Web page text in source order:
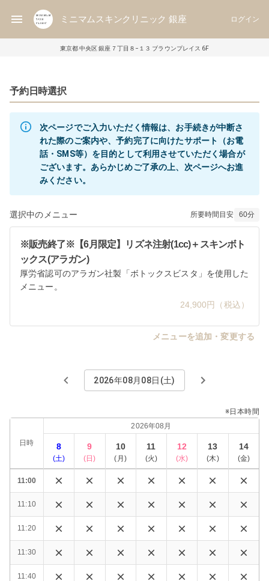
ミニマムスキンクリニック 銀座 ログイン
東京都 中央区 銀座７丁目８−１３ ブラウンプレイス 6F
予約日時選択
次ページでご入力いただく情報は、お手続きが中断さ
れた際のご案内や、予約完了に向けたサポート（お電
話・SMS等）を目的として利用させていただく場合が
ございます。あらかじめご了承の上、次ページへお進
みください。
選択中のメニュー 所要時間目安 60分
※販売終了※【6月限定】リズネ注射(1cc)＋スキンボト
ックス(アラガン)
厚労省認可のアラガン社製「ボトックスビスタ」を使用した
メニュー。
24,900円（税込）
メニューを追加・変更する
2026年08月08日(土)
※日本時間
日時
2026年08月
8
(土)
9
(日)
10
( 月 )
11
(火)
12
(水)
13
(木)
14
(金)
11:00
11:10
11:20
11:30
11:40